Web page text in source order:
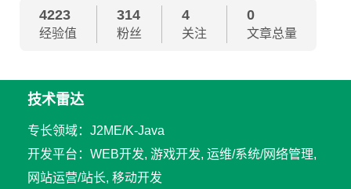
4223
经验值
314
粉丝
4
关注
0
文章总量
技术雷达
专长领域：J2ME/K-Java
开发平台：WEB开发, 游戏开发, 运维/系统/网络管理,
网站运营/站长, 移动开发